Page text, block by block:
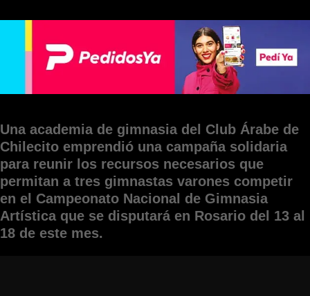
Una academia de gimnasia del Club Árabe de
Chilecito emprendió una campaña solidaria
para reunir los recursos necesarios que
permitan a tres gimnastas varones competir
en el Campeonato Nacional de Gimnasia
Artística que se disputará en Rosario del 13 al
18 de este mes.